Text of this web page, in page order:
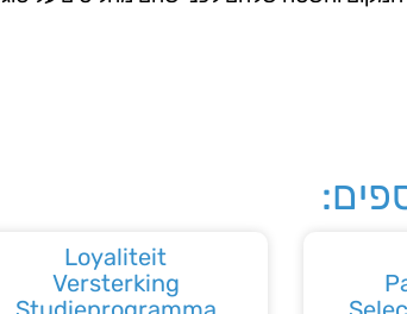
Loyaliteit
Versterking